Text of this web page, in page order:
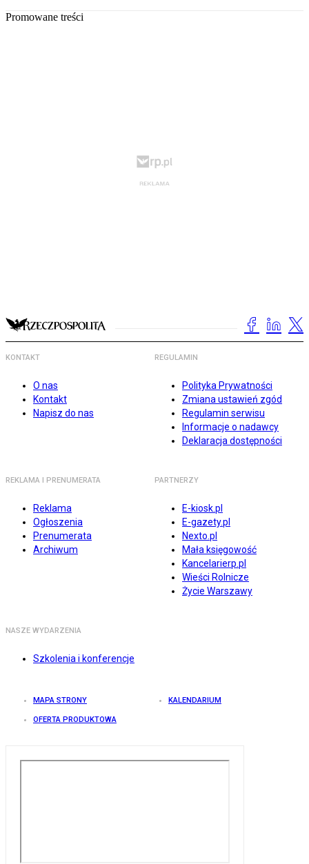
Promowane treści
KONTAKT
O nas
Kontakt
Napisz do nas
REGULAMIN
Polityka Prywatności
Zmiana ustawień zgód
Regulamin serwisu
Informacje o nadawcy
Deklaracja dostępności
REKLAMA I PRENUMERATA
Reklama
Ogłoszenia
Prenumerata
Archiwum
PARTNERZY
E-kiosk.pl
E-gazety.pl
Nexto.pl
Mała księgowość
Kancelarierp.pl
Wieści Rolnicze
Życie Warszawy
NASZE WYDARZENIA
Szkolenia i konferencje
MAPA STRONY KALENDARIUM
OFERTA PRODUKTOWA